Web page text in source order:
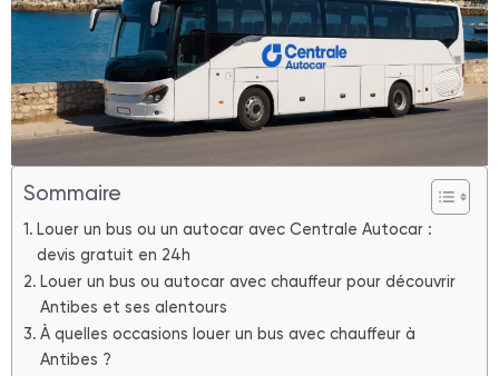
Sommaire
Louer un bus ou un autocar avec Centrale Autocar :
devis gratuit en 24h
Louer un bus ou autocar avec chauffeur pour découvrir
Antibes et ses alentours
À quelles occasions louer un bus avec chauffeur à
Antibes ?